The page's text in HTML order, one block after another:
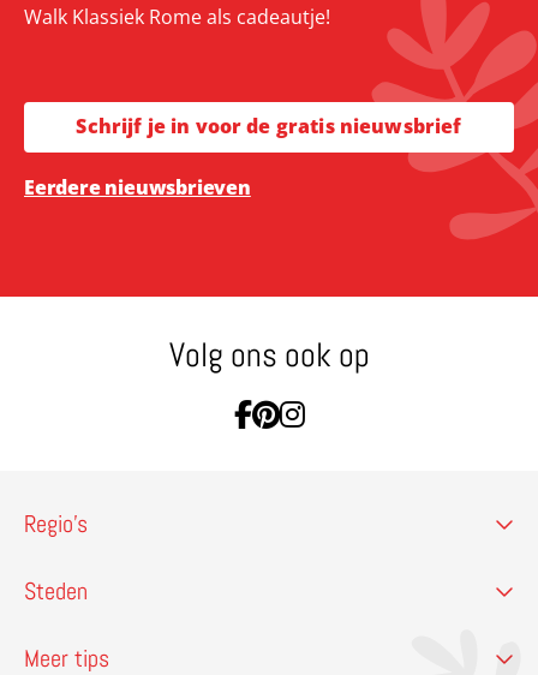
Walk Klassiek Rome als cadeautje!
Schrijf je in voor de gratis nieuwsbrief
Eerdere nieuwsbrieven
Volg ons ook op
Ga naar Facebook
Ga naar Pinterest
Ga naar Instagram
Regio’s
Steden
Meer tips